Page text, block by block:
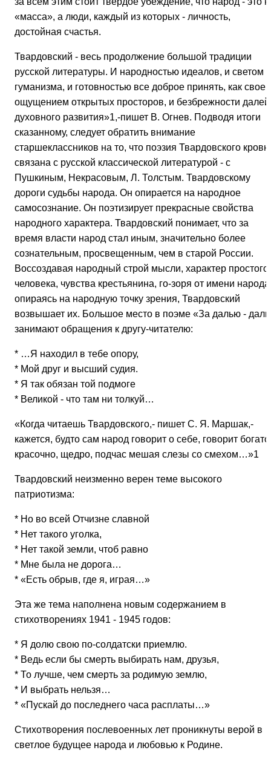
«масса», а люди, каждый из которых - личность,
достойная счастья.
Твардовский - весь продолжение большой традиции
русской литературы. И народностью идеалов, и светом
гуманизма, и готовностью все доброе принять, как свое,
ощущением открытых просторов, и безбрежности далей
духовного развития»1,-пишет В. Огнев. Подводя итоги
сказанному, следует обратить внимание
старшеклассников на то, что поэзия Твардовского
связана с русской классической литературой - с
Пушкиным, Некрасовым, Л. Толстым. Твардовскому
дороги судьбы народа. Он опирается на народное
самосознание. Он поэтизирует прекрасные свойства
народного характера. Твардовский понимает, что за
время власти народ стал иным, значительно более
сознательным, просвещенным, чем в старой России.
Воссоздавая народный строй мысли, характер простого
человека, чувства крестьянина, го-зоря от имени
опираясь на народную точку зрения, Твардовский
возвышает их. Большое место в поэме «За далью -
занимают обращения к другу-читателю:
* …Я находил в тебе опору,
* Мой друг и высший судия.
* Я так обязан той подмоге
* Великой - что там ни толкуй…
«Когда читаешь Твардовского,- пишет С. Я. Маршак,-
кажется, будто сам народ говорит о себе, говорит
красочно, щедро, подчас мешая слезы со смехом…»1
Твардовский неизменно верен теме высокого
патриотизма:
* Но во всей Отчизне славной
* Нет такого уголка,
* Нет такой земли, чтоб равно
* Мне была не дорога…
* «Есть обрыв, где я, играя…»
Эта же тема наполнена новым содержанием в
стихотворениях 1941 - 1945 годов:
* Я долю свою по-солдатски приемлю.
* Ведь если бы смерть выбирать нам, друзья,
* То лучше, чем смерть за родимую землю,
* И выбрать нельзя…
* «Пускай до последнего часа расплаты…»
Стихотворения послевоенных лет проникнуты верой в
светлое будущее народа и любовью к Родине.